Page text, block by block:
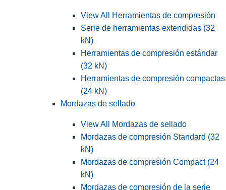
View All Herramientas de compresión
Serie de herramientas extendidas (32
kN)
Herramientas de compresión estándar
(32 kN)
Herramientas de compresión compactas
(24 kN)
Mordazas de sellado
View All Mordazas de sellado
Mordazas de compresión Standard (32
kN)
Mordazas de compresión Compact (24
kN)
Mordazas de compresión de la serie